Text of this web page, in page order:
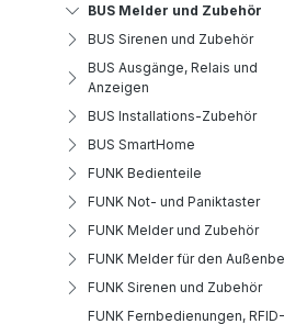
BUS Melder und Zubehör
BUS Sirenen und Zubehör
BUS Ausgänge, Relais und
Anzeigen
BUS Installations-Zubehör
BUS SmartHome
FUNK Bedienteile
FUNK Not- und Paniktaster
FUNK Melder und Zubehör
FUNK Melder für den
FUNK Sirenen und Zubehör
FUNK Fernbedienungen, RFID-